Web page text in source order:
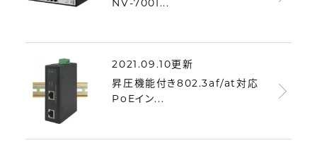
NV-700I...
2021.09.10更新
昇圧機能付き802.3af/at対応
PoEイン...